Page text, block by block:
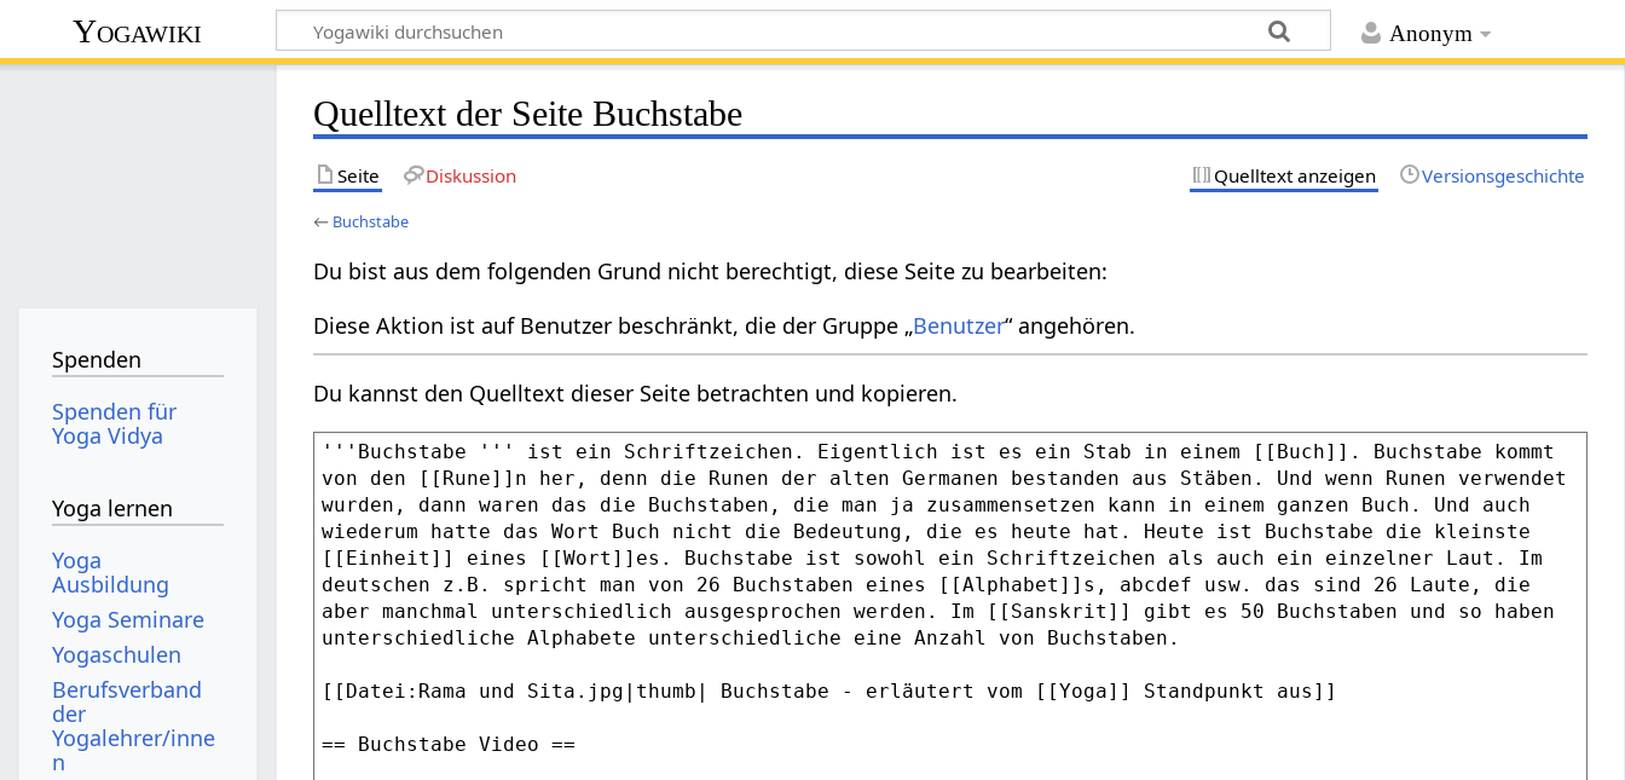
Anonym
Yogawiki
Quelltext der Seite Buchstabe
Seite Diskussion Quelltext anzeigen Versionsgeschichte
← Buchstabe
Du bist aus dem folgenden Grund nicht berechtigt, diese Seite zu bearbeiten:
Diese Aktion ist auf Benutzer beschränkt, die der Gruppe „Benutzer“ angehören.
Du kannst den Quelltext dieser Seite betrachten und kopieren.
Spenden
Spenden für
Yoga Vidya
Yoga lernen
Yoga
Ausbildung
Yoga Seminare
Yogaschulen
Berufsverband
der
Yogalehrer/inne
n